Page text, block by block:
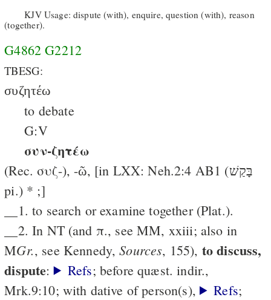
KJV Usage: dispute (with), enquire, question (with), reason
(together).
G4862 G2212
TBESG:
συζητέω
to debate
G:V
συν-ζητέω
(Rec. συζ-), -ῶ, [in LXX: Neh.2:4 AB1 (בָּקַשׁ
pi.) * ;]
__1. to search or examine together (Plat.).
__2. In NT (and π., see MM, xxiii; also in
MGr., see Kennedy,Sources, 155), to discuss,
dispute: Refs; before quæst. indir.,
Mrk.9:10; with dative of person(s),
Refs;